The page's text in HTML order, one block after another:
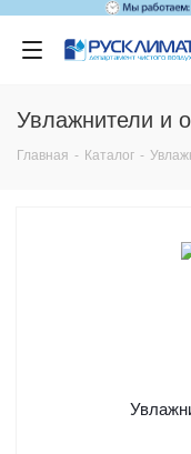
Увлажнители и
Главная - Каталог -